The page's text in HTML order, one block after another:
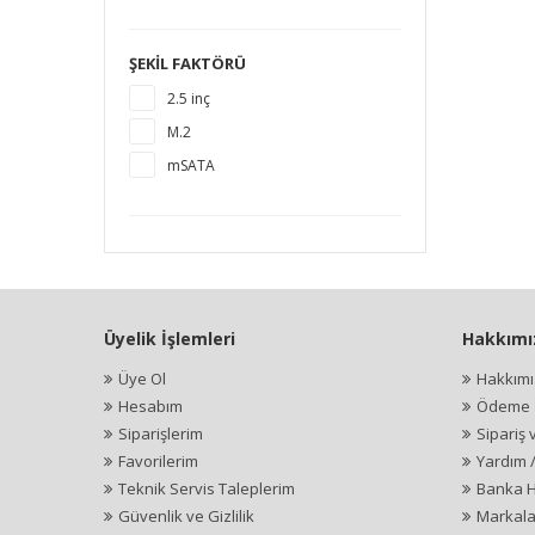
2 TB
4 TB
ŞEKIL FAKTÖRÜ
2.5 inç
M.2
mSATA
Üyelik İşlemleri
Üye Ol
Hesabım
Siparişlerim
Favorilerim
Teknik Servis Taleplerim
Güvenlik ve Gizlilik
Ödeme
Sipariş
Yardım
Banka